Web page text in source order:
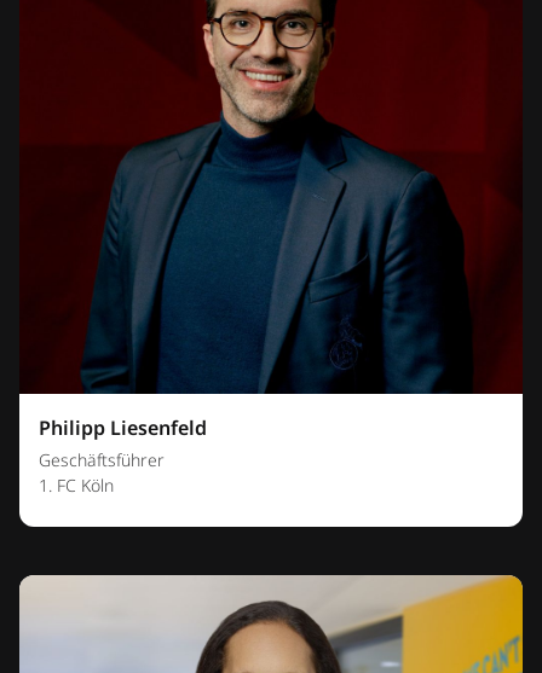
Philipp Liesenfeld
Geschäftsführer
1. FC Köln